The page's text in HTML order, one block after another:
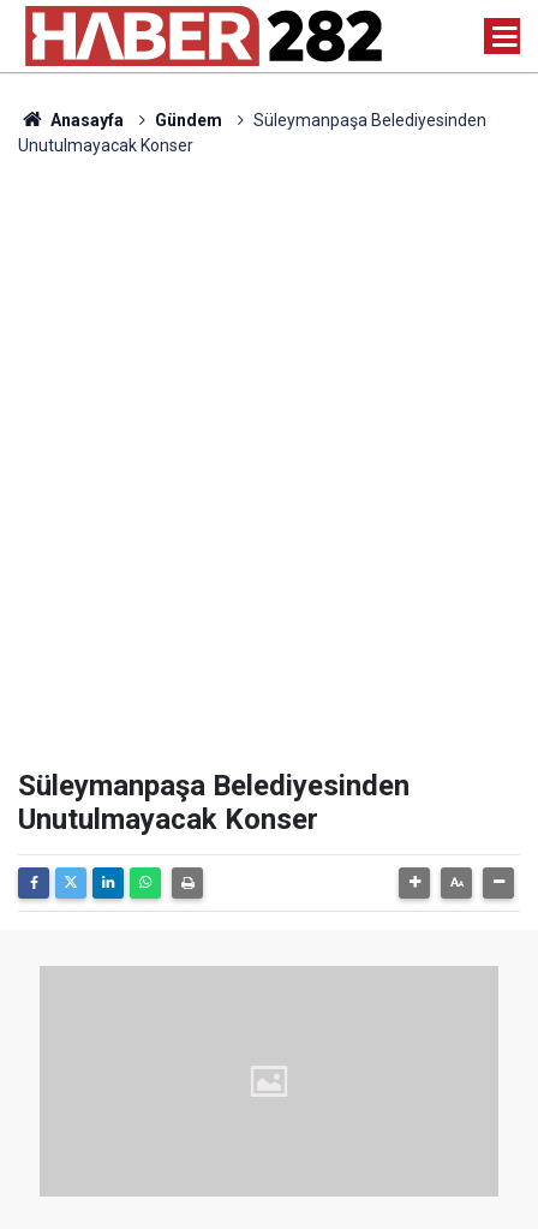
Anasayfa Gündem
Süleymanpaşa Belediyesinden
Unutulmayacak Konser
Süleymanpaşa Belediyesinden
Unutulmayacak Konser